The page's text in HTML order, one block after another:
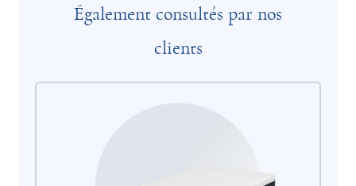
Également consultés par nos
clients